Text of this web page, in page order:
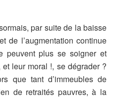
par suite de la baisse
de l’augmentation continue
peuvent plus se soigner et
leur moral !, se dégrader ?
que tant d’immeubles de
de retraités pauvres, à la